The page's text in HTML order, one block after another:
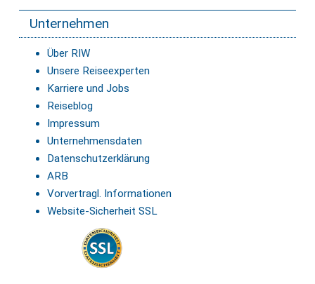
Unternehmen
Über RIW
Unsere Reiseexperten
Karriere und Jobs
Reiseblog
Impressum
Unternehmensdaten
Datenschutzerklärung
ARB
Vorvertragl. Informationen
Website-Sicherheit SSL